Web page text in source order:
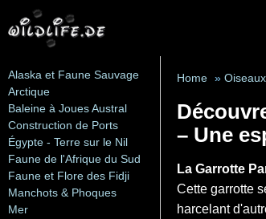
Alaska et Faune Sauvage
Arctique
Baleine à Joues Austral
Construction de Ports
Égypte - Terre sur le Nil
Faune de l'Afrique du Sud
Faune et Flore des Fidji
Manchots & Phoques
Mer
Home »
– Une
La Garrotte
Cette garrotte
harcelant